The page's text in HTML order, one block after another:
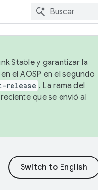
Stable y garantizar la
el AOSP en el segundo
release . La rama del
que se envió al